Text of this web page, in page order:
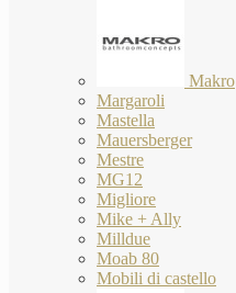
Makro
Margaroli
Mastella
Mauersberger
Mestre
MG12
Migliore
Mike + Ally
Milldue
Moab 80
Mobili di castello